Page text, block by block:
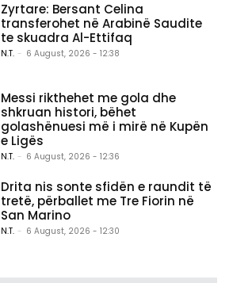
Zyrtare: Bersant Celina
transferohet në Arabinë Saudite
te skuadra Al-Ettifaq
N.T. - 6 August, 2026 - 12:38
Messi rikthehet me gola dhe
shkruan histori, bëhet
golashënuesi më i mirë në Kupën
e Ligës
N.T. - 6 August, 2026 - 12:36
Drita nis sonte sfidën e raundit të
tretë, përballet me Tre Fiorin në
San Marino
N.T. - 6 August, 2026 - 12:30